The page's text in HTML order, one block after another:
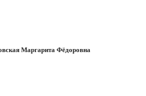
Маргарита Фёдоровна